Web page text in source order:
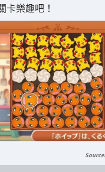
卡樂趣吧！